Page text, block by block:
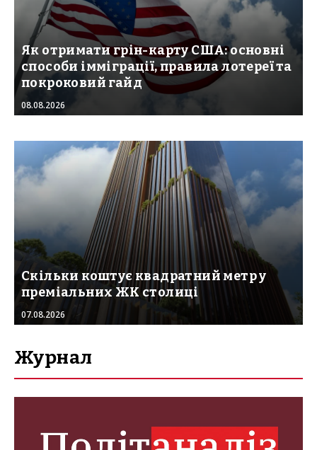
Як отримати грін-карту США: основні
способи імміграції, правила лотереї та
покроковий гайд
08.08.2026
Скільки коштує квадратний метр у
преміальних ЖК столиці
07.08.2026
Журнал